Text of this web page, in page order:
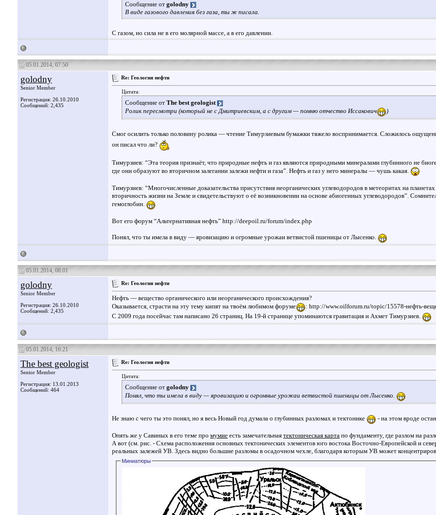
Сообщение от golodny
В виде газового давления без газа, ты ж писала.
С газом, но сила не в его молярной массе, а в его давлении.
05.01.2014, 07:50
golodny
Senior Member
Регистрация: 26.10.2010
Сообщений: 2,435
Re: Геология нефти
Цитата:
Сообщение от The best geologist
Ролик пересмотри (который не с Дмитриевским, а с другим — помню отчество Иссакович
)
Смог осилить только половину ролика — чтение Тимурзиевым бумажки тяжело воспринимается. Сложилось
он писал что ли?
Тимурзиев: “Эта теория признаёт, что природные нефть и газ являются природными минералами глубинного не
где они образуют во вторичном залегании залежи нефти и газа”. Нефть и газ у него минералы — чушь какая.
Тимурзиев: “Многочисленные доказательства присутствия неорганических углеводородов в метеоритах на
вторичность жизни на Земле и свидетельствуют о её возникновении на основе абиогенных углеводородов”.
гемоглобин.
Вот его форум “Альтернативная нефть” http://deepoil.ru/forum/index.php
Понял, что ты имела в виду — яровизацию и огромные урожаи ветвистой пшеницы от Лысенко.
05.01.2014, 08:01
golodny
Senior Member
Регистрация: 26.10.2010
Сообщений: 2,435
Re: Геология нефти
Нефть — вещество органического или неорганического происхождения?
Оказывается, страсти на эту тему кипят на твоём любимом форуме
: http://www.oilforum.ru/topic/15578-нефть-
С 2009 года посейчас там написано 26 страниц. На 19-й странице упоминаются гравитация и Ахмет Тимурзиев.
05.01.2014, 16:21
The best geologist
Senior Member
Регистрация: 13.01.2013
Сообщений: 464
Re: Геология нефти
Цитата:
Сообщение от golodny
Понял, что ты имела в виду — яровизацию и огромные урожаи ветвистой пшеницы от Лысенко.
Не знаю с чего ты это понял, но я весь Новый год думала о глубинных разломах и тектонике - на этом вроде
Опять же у Савиных в его теме про мумие есть замечательная тектоническая карта по фундаменту, где разлом на
А вот (см. рис. - Схема расположения основных тектонических элементов юго востока Восточно-Европейской и
реальных залежей УВ. Здесь видно большие разломы в осадочном чехле, благодаря которым УВ может
Миниатюры